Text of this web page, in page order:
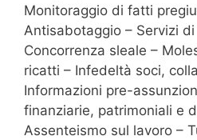
Monitoraggio di fatti
Antisabotaggio – Servizi
Concorrenza sleale –
ricatti – Infedeltà soci,
Informazioni pre-
finanziarie, patrimoniali e
Assenteismo sul lavoro –